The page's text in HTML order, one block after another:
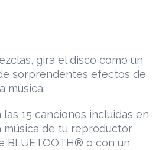
gira el disco como un
sorprendentes efectos de
música.
15 canciones incluidas en
música de tu reproductor
BLUETOOTH® o con un